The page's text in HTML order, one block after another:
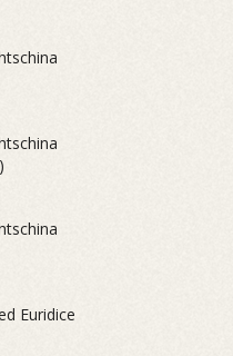
Euridice